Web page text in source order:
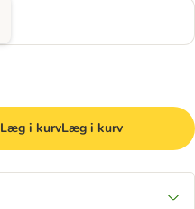
Læg i kurvLæg i kurv